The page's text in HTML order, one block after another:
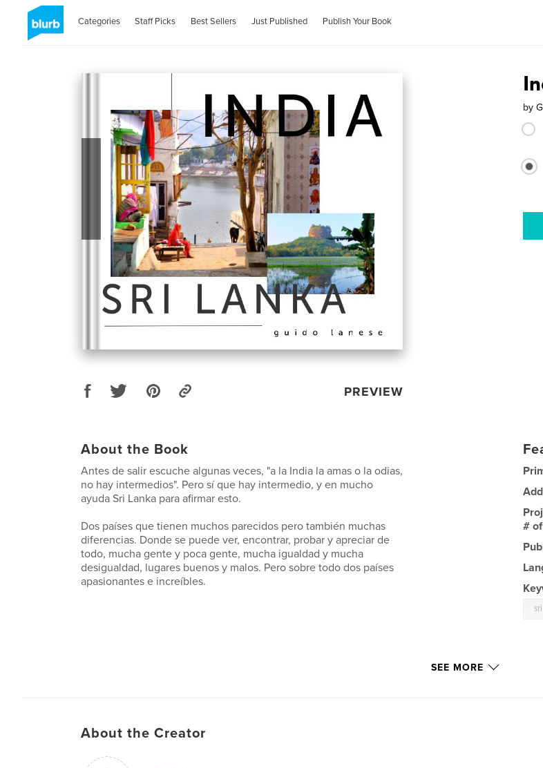
Categories Staff Picks Best Sellers Just Published Publish Your Book
PREVIEW
by
About the Book
Antes de salir escuche algunas veces, "a la India la amas o la odias,
no hay intermedios". Pero sí que hay intermedio, y en mucho
ayuda Sri Lanka para afirmar esto.
Dos países que tienen muchos parecidos pero también muchas
diferencias. Donde se puede ver, encontrar, probar y apreciar de
todo, mucha gente y poca gente, mucha igualdad y mucha
desigualdad, lugares buenos y malos. Pero sobre todo dos países
apasionantes e increíbles.
#
SEE MORE
About the Creator